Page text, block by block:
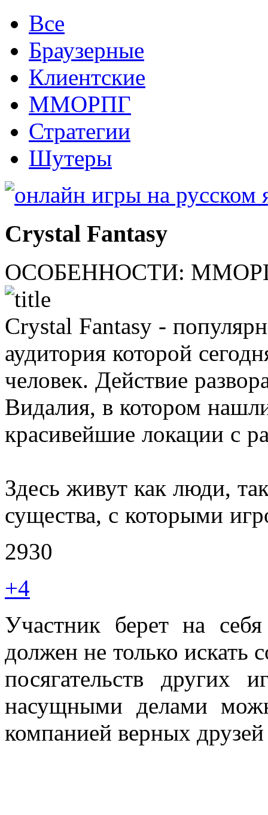
Все
Браузерные
Клиентские
ММОРПГ
Стратегии
Шутеры
Crystal Fantasy
ОСОБЕННОСТИ:
Crystal Fantasy -
аудитория которой
человек. Действие
Видалия, в котором
красивейшие локации с
Здесь живут как люди,
существа, с которыми
2930
+4
Участник берет на
должен не только
посягательств других
насущными делами
компанией верных